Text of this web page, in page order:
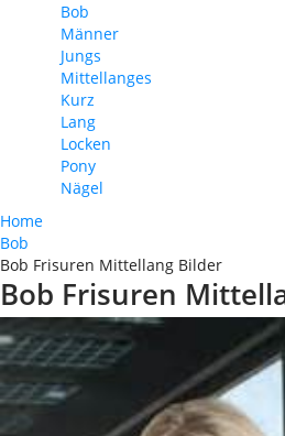
Bob
Männer
Jungs
Mittellanges
Kurz
Lang
Locken
Pony
Nägel
Home
Bob
Bob Frisuren Mittellang Bilder
Bob Frisuren